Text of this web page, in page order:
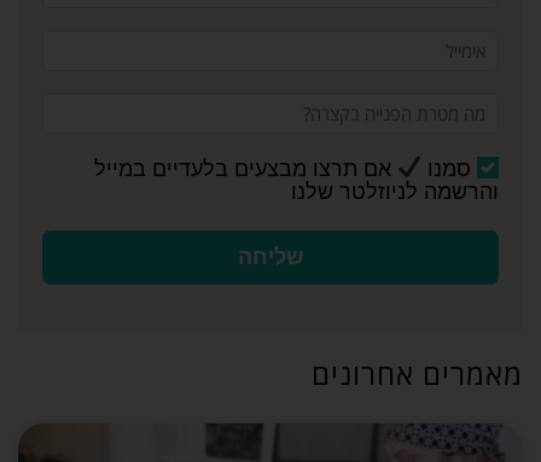
סמנו
אם תרצו מבצעים בלעדיים במייל
והרשמה לניוזלטר שלנו
שליחה
מאמרים אחרונים